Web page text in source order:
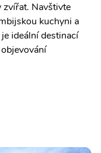
zvířat. Navštivte
kuchyni a
ideální destinací